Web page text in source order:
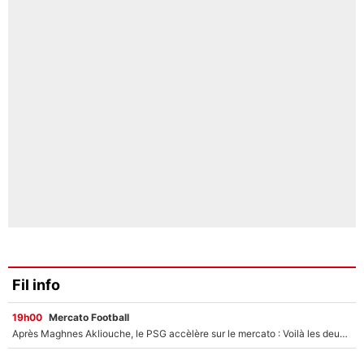
Fil info
19h00 Mercato Football
Après Maghnes Akliouche, le PSG accèlère sur le mercato : Voilà les deux nouvelles recrues qui vont signer la semaine prochaine ?